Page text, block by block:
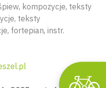
kompozycje, teksty
teksty
fortepian, instr.